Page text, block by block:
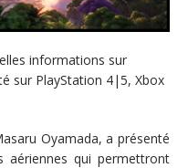
informations sur
sur PlayStation 4|5, Xbox
Oyamada, a présenté
aériennes qui permettront